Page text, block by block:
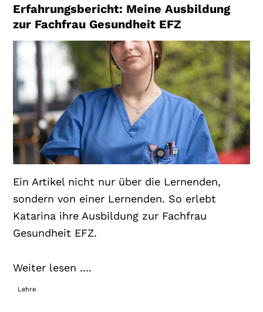
Erfahrungsbericht: Meine Ausbildung
zur Fachfrau Gesundheit EFZ
Ein Artikel nicht nur über die Lernenden,
sondern von einer Lernenden. So erlebt
Katarina ihre Ausbildung zur Fachfrau
Gesundheit EFZ.
Weiter lesen ....
Lehre